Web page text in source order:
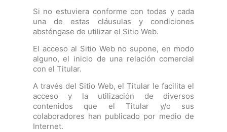
Si no estuviera conforme con todas y cada
una de estas cláusulas y condiciones
absténgase de utilizar el Sitio Web.
El acceso al Sitio Web no supone, en modo
alguno, el inicio de una relación comercial
con el Titular.
A través del Sitio Web, el Titular le facilita el
acceso y la utilización de diversos
contenidos que el Titular y/o sus
colaboradores han publicado por medio de
Internet.